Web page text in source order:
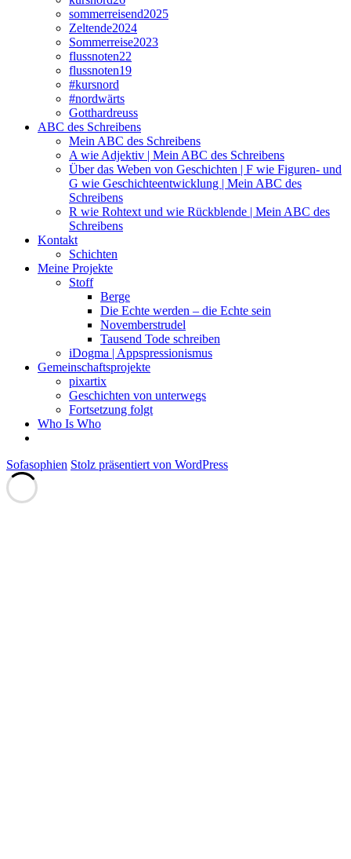
sommerreisend2025
Zeltende2024
Sommerreise2023
flussnoten22
flussnoten19
#kursnord
#nordwärts
Gotthardreuss
ABC des Schreibens
Mein ABC des Schreibens
A wie Adjektiv | Mein ABC des Schreibens
Über das Weben von Geschichten | F wie Figuren- und
G wie Geschichteentwicklung | Mein ABC des
Schreibens
R wie Rohtext und wie Rückblende | Mein ABC des
Schreibens
Kontakt
Schichten
Meine Projekte
Stoff
Berge
Die Echte werden – die Echte sein
Novemberstrudel
Tausend Tode schreiben
iDogma | Appspressionismus
Gemeinschaftsprojekte
pixartix
Geschichten von unterwegs
Fortsetzung folgt
Who Is Who
Sofasophien Stolz präsentiert von WordPress